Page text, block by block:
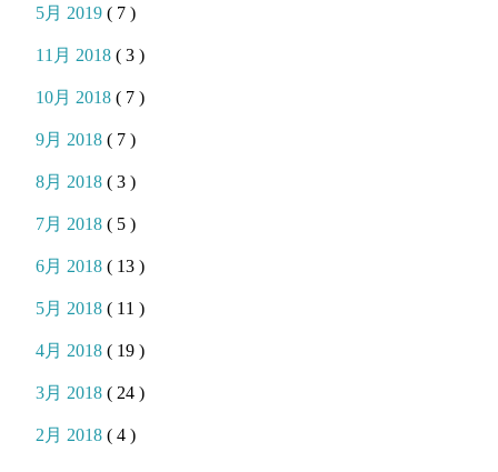
5月 2019( 7 )
11月 2018( 3 )
10月 2018( 7 )
9月 2018( 7 )
8月 2018( 3 )
7月 2018( 5 )
6月 2018( 13 )
5月 2018( 11 )
4月 2018( 19 )
3月 2018( 24 )
2月 2018( 4 )